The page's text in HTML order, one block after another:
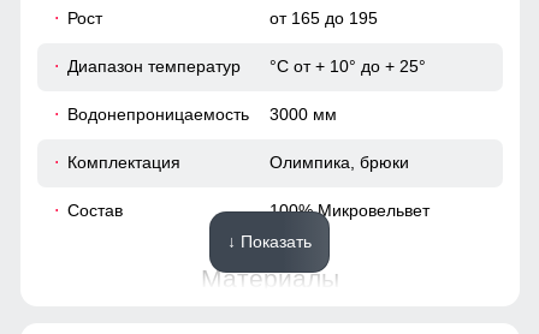
Рост от 165 до 195
Диапазон температур °С от + 10° до + 25°
Водонепроницаемость 3000 мм
Комплектация Олимпика, брюки
Состав 100% Микровельвет
Материалы
↓ Показать